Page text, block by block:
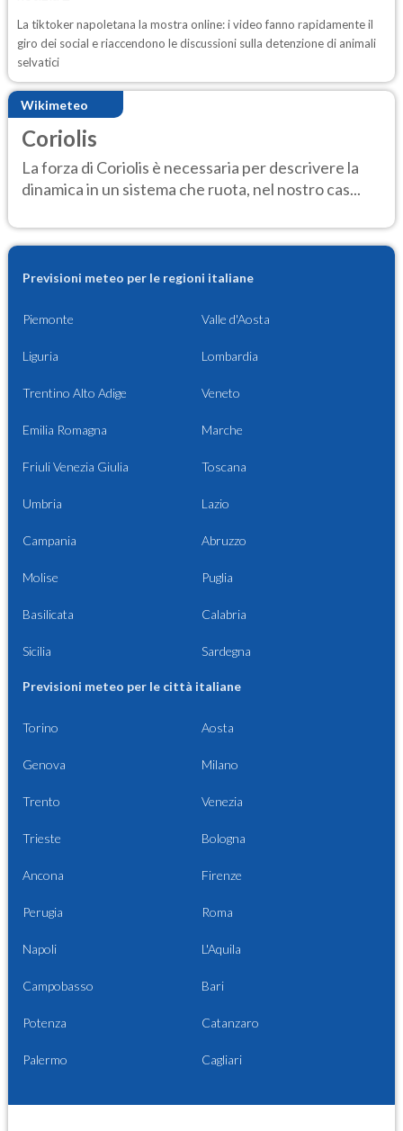
La tiktoker napoletana la mostra online: i video fanno rapidamente il
giro dei social e riaccendono le discussioni sulla detenzione di animali
selvatici
Wikimeteo
Coriolis
La forza di Coriolis è necessaria per descrivere la
dinamica in un sistema che ruota, nel nostro cas...
Previsioni meteo per le regioni italiane
Piemonte Valle d'Aosta
Liguria Lombardia
Trentino Alto Adige Veneto
Emilia Romagna Marche
Friuli Venezia Giulia Toscana
Umbria Lazio
Campania Abruzzo
Molise Puglia
Basilicata Calabria
Sicilia Sardegna
Previsioni meteo per le città italiane
Torino Aosta
Genova Milano
Trento Venezia
Trieste Bologna
Ancona Firenze
Perugia Roma
Napoli L'Aquila
Campobasso Bari
Potenza Catanzaro
Palermo Cagliari